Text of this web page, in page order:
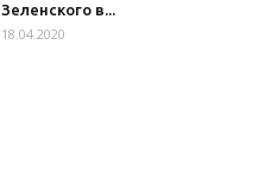
Зеленского в...
18.04.2020